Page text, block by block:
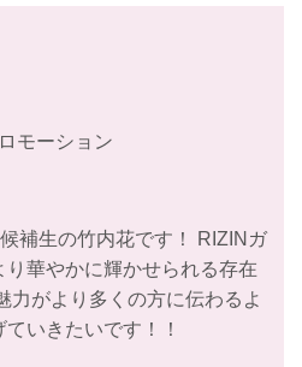
モーション
補生の竹内花です！ RIZINガ
華やかに輝かせられる存在
力がより多くの方に伝わるよ
いきたいです！！